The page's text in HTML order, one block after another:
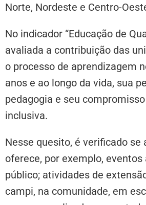
Norte, Nordeste e Centro-
No indicador “Educação de
avaliada a contribuição das
o processo de aprendizagem
anos e ao longo da vida, sua
pedagogia e seu
inclusiva.
Nesse quesito, é verificado se
oferece, por exemplo, eventos
público; atividades de
campi, na comunidade, em